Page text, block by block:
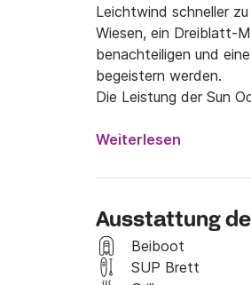
Leichtwind schneller
Wiesen, ein Dreiblatt-
benachteiligen und
begeistern werden.
Die Leistung der Sun
Sein geräumiger
nicht, uns per
>> Nutzen Sie die
Weiterlesen
Ausstattung
Beiboot
SUP Brett